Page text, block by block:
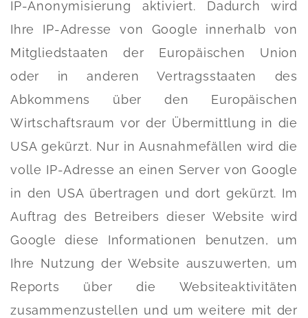
IP-Anonymisierung aktiviert. Dadurch wird
Ihre IP-Adresse von Google innerhalb von
Mitgliedstaaten der Europäischen Union
oder in anderen Vertragsstaaten des
Abkommens über den Europäischen
Wirtschaftsraum vor der Übermittlung in die
USA gekürzt. Nur in Ausnahmefällen wird die
volle IP-Adresse an einen Server von Google
in den USA übertragen und dort gekürzt. Im
Auftrag des Betreibers dieser Website wird
Google diese Informationen benutzen, um
Ihre Nutzung der Website auszuwerten, um
Reports über die Websiteaktivitäten
zusammenzustellen und um weitere mit der